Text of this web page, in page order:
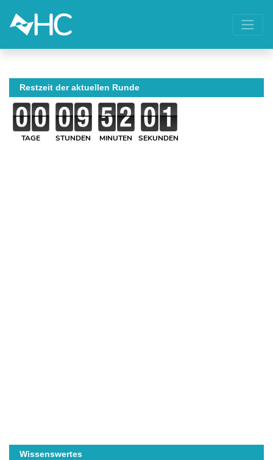
Restzeit der aktuellen Runde
TAGE STUNDEN MINUTEN SEKUNDEN
Wissenswertes